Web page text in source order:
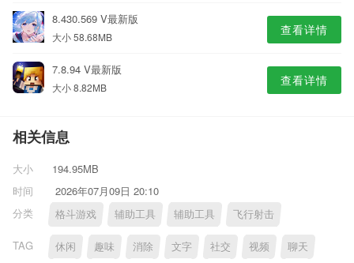
8.430.569 V最新版
大小 58.68MB 查看详情
7.8.94 V最新版
大小 8.82MB 查看详情
相关信息
大小
194.95MB
时间
2026年07月09日 20:10
分类
格斗游戏 辅助工具 辅助工具 飞行射击
TAG 休闲 趣味 消除 文字 社交 视频 聊天